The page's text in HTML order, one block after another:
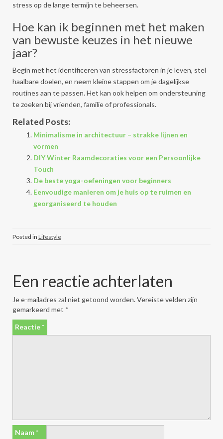
stress op de lange termijn te beheersen.
Hoe kan ik beginnen met het maken
van bewuste keuzes in het nieuwe
jaar?
Begin met het identificeren van stressfactoren in je leven, stel
haalbare doelen, en neem kleine stappen om je dagelijkse
routines aan te passen. Het kan ook helpen om ondersteuning
te zoeken bij vrienden, familie of professionals.
Related Posts:
Minimalisme in architectuur – strakke lijnen en
vormen
DIY Winter Raamdecoraties voor een Persoonlijke
Touch
De beste yoga-oefeningen voor beginners
Eenvoudige manieren om je huis op te ruimen en
georganiseerd te houden
Posted in Lifestyle
Een reactie achterlaten
Je e-mailadres zal niet getoond worden.Vereiste velden zijn
gemarkeerd met *
Reactie*
Naam*